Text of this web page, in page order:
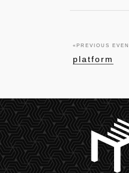
« PREVIOUS
platform